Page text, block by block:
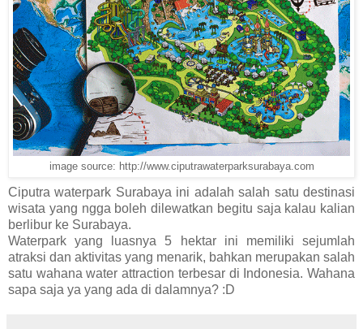
image source: http://www.ciputrawaterparksurabaya.com
Ciputra waterpark Surabaya ini adalah salah satu destinasi
wisata yang ngga boleh dilewatkan begitu saja kalau kalian
berlibur ke Surabaya.
Waterpark yang luasnya 5 hektar ini memiliki sejumlah
atraksi dan aktivitas yang menarik, bahkan merupakan salah
satu wahana water attraction terbesar di Indonesia. Wahana
sapa saja ya yang ada di dalamnya? :D